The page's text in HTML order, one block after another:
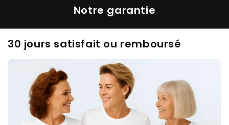
Notre garantie
30 jours satisfait ou remboursé